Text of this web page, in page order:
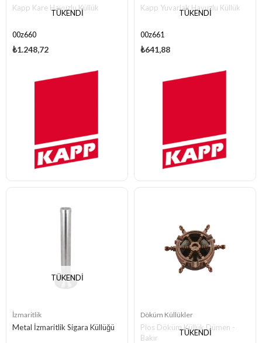
TÜKENDI
Kapp Kare Havuzlu Küllük
00z660
₺1.248,72
TÜKENDI
Kapp Yuvarlak Havuzlu Küllük
00z661
₺641,88
TÜKENDI
İzmaritlik
Metal İzmaritlik Sigara Küllüğü
TÜKENDI
Döküm Küllükler
Pios Döküm Küllük Dümen -
Bakır